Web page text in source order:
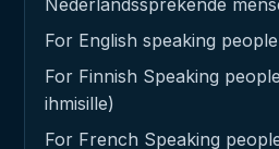
For English speaking people
For Finnish Speaking
ihmisille)
For French Speaking